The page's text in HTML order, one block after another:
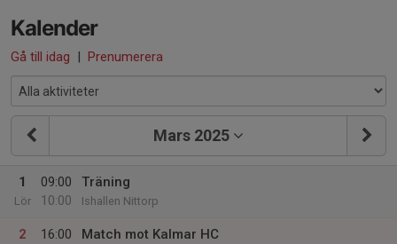
Kalender
Gå till idag | Prenumerera
Mars 2025
1
Lör
09:00
10:00
Träning
Ishallen Nittorp
2
16:00
Match mot Kalmar HC